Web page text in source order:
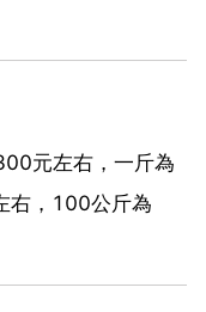
元左右，一斤為
右，100公斤為